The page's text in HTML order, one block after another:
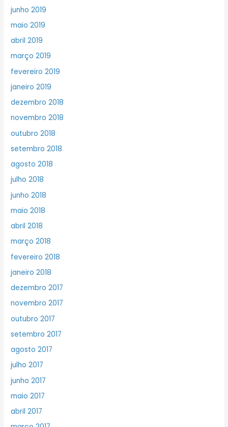
junho 2019
maio 2019
abril 2019
março 2019
fevereiro 2019
janeiro 2019
dezembro 2018
novembro 2018
outubro 2018
setembro 2018
agosto 2018
julho 2018
junho 2018
maio 2018
abril 2018
março 2018
fevereiro 2018
janeiro 2018
dezembro 2017
novembro 2017
outubro 2017
setembro 2017
agosto 2017
julho 2017
junho 2017
maio 2017
abril 2017